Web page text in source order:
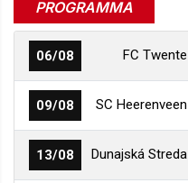
PROGRAMMA
06/08 FC Twente
09/08 SC Heerenveen
13/08 Dunajská Streda